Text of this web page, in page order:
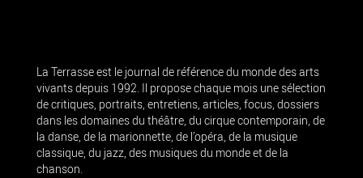
La Terrasse est le journal de référence du monde des arts
vivants depuis 1992. Il propose chaque mois une sélection
de critiques, portraits, entretiens, articles, focus, dossiers
dans les domaines du théâtre, du cirque contemporain, de
la danse, de la marionnette, de l’opéra, de la musique
classique, du jazz, des musiques du monde et de la
chanson.